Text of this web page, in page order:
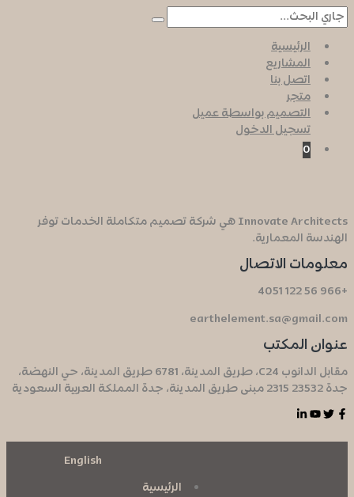
الرئيسية
المشاريع
اتصل بنا
متجر
التصميم بواسطة عميل
تسجيل الدخول
0
Innovate Architects هي شركة تصميم متكاملة الخدمات توفر
الهندسة المعمارية.
معلومات الاتصال
+966 56 122 4051
earthelement.sa@gmail.com
عنوان المكتب
مقابل الدانوب C24، طريق المدينة، 6781 طريق المدينة، حي النهضة،
جدة 23532 2315 مبنى طريق المدينة، جدة المملكة العربية السعودية
English
الرئيسية